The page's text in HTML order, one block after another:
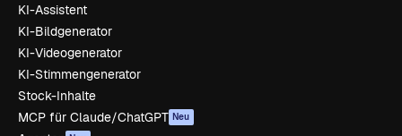
KI-Assistent
KI-Bildgenerator
KI-Videogenerator
KI-Stimmengenerator
Stock-Inhalte
MCP für Claude/ChatGPT Neu